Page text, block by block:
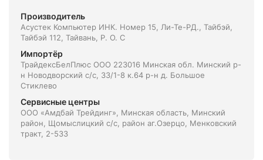
Производитель
Асустек Компьютер ИНК. Номер 15, Ли-Те-РД., Тайбэй,
Тайбэй 112, Тайвань, Р. О. С
Импортёр
ТрайдексБелПлюс ООО 223016 Минская обл. Минский р-
н Новодворский с/с, 33/1-8 к.64 р-н д. Большое
Стиклево
Сервисные центры
ООО «Амдбай Трейдинг», Минская область, Минский
район, Щомыслицкий с/с, район аг.Озерцо, Менковский
тракт, 2-533